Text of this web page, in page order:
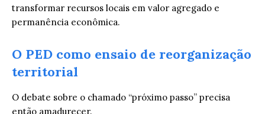
transformar recursos locais em valor agregado e
permanência econômica.
O PED como ensaio de reorganização
territorial
O debate sobre o chamado “próximo passo” precisa
então amadurecer.